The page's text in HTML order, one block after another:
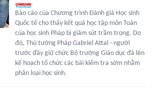
Báo cáo của Chương trình Đánh giá Học sinh
Quốc tế cho thấy kết quả học tập môn Toán
của học sinh Pháp bị giảm sút trầm trọng. Do
đó, Thủ tướng Pháp Gabriel Attal - người
trước đây giữ chức Bộ trưởng Giáo dục đã lên
kế hoạch tổ chức các bài kiểm tra sớm nhằm
phân loại học sinh.